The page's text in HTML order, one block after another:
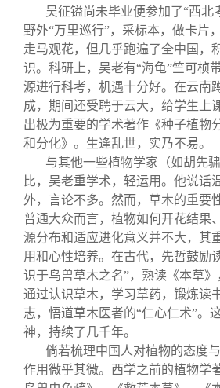
吴征镒尚未毕业便参加了“西北
野外“万里巡行”，采标本，做卡片
走马观花，但几乎跑遍了全中国，
识。科研上，吴老有“海龟”竺可桢
源进行科考，机遇十分好。在云南
成，期间还受聘于云大，给学生上
出极为重要的学术著作《种子植物
和分化》。生逢乱世，实乃不易。
与其他一些植物学家（如胡先
比，吴老重学术，轻运用。他说话
外，言论不多。然而，草木的重要
普通大众而言，植物如何开花结果
源分布和适应进化意义并不大，其
用和心性培养。在古代，先哲鼓励
识于鸟兽草木之名”，熟读《本草》
通过认识草木，学习草药，锻炼读
志，悟道草木医者的“仁心仁术”。
神，持续了几千年。
倘若梳理中国人对植物的态度
作用微乎其微。西学之前的植物学